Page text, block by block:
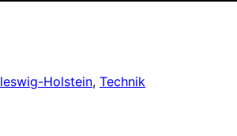
Holstein, Technik